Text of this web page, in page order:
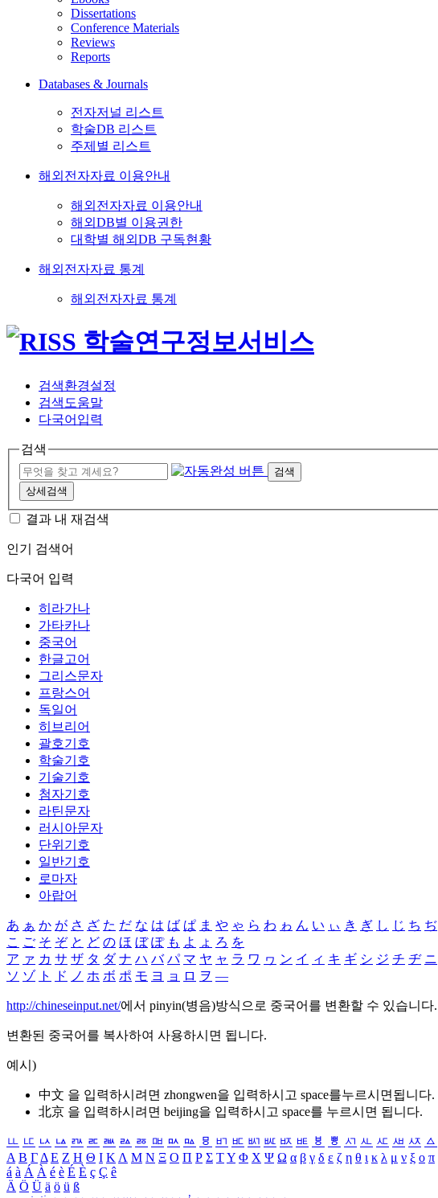
Dissertations
Conference Materials
Reviews
Reports
Databases & Journals
전자저널 리스트
학술DB 리스트
주제별 리스트
해외전자자료 이용안내
해외전자자료 이용안내
해외DB별 이용권한
대학별 해외DB 구독현황
해외전자자료 통계
해외전자자료 통계
검색환경설정
검색도움말
다국어입력
검색
검색
상세검색
결과 내 재검색
인기 검색어
다국어 입력
히라가나
가타카나
중국어
한글고어
그리스문자
프랑스어
독일어
히브리어
괄호기호
학술기호
기술기호
첨자기호
라틴문자
러시아문자
단위기호
일반기호
로마자
아랍어
あ ぁ か が さ ざ た だ な は ば ぱ ま や ゃ ら わ ゎ ん い ぃ き ぎ し じ ち ぢ
こ ご そ ぞ と ど の ほ ぼ ぽ も よ ょ ろ を
ア ァ カ サ ザ タ ダ ナ ハ バ パ マ ヤ ャ ラ ワ ヮ ン イ ィ キ ギ シ ジ チ ヂ ニ
ソ ゾ ト ド ノ ホ ボ ポ モ ヨ ョ ロ ヲ ―
http://chineseinput.net/에서 pinyin(병음)방식으로 중국어를 변환할 수 있습니다.
변환된 중국어를 복사하여 사용하시면 됩니다.
예시)
中文 을 입력하시려면 zhongwen을 입력하시고 space를누르시면됩니다.
北京 을 입력하시려면 beijing을 입력하시고 space를 누르시면 됩니다.
ㅥ ㅦ ㅧ ㅨ ㅩ ㅪ ㅫ ㅬ ㅭ ㅮ ㅯ ㅰ ㅱ ㅲ ㅳ ㅴ ㅵ ㅶ ㅷ ㅸ ㅹ ㅺ ㅻ ㅼ ㅽ ㅾ ㅿ
Α Β ΓΔ Ε Ζ Η Θ Ι ΚΛ Μ Ν Ξ Ο Π Ρ Σ ΤΥ Φ Χ Ψ Ω α β γ δ ε ζ η θ ι κ λ μ ν ξ ο π
á à Á À é è É È ç Ç ê
Ä Ö Ü ä ö ü ß